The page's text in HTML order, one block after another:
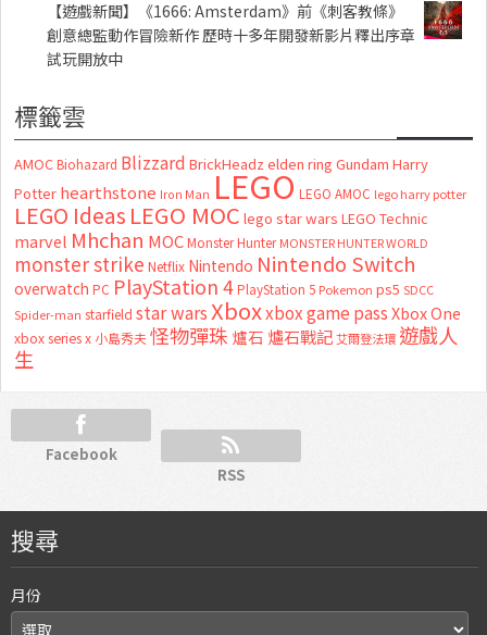
【遊戲新聞】《1666: Amsterdam》前《刺客教條》
創意總監動作冒險新作 歷時十多年開發新影片釋出序章
試玩開放中
標籤雲
AMOC Biohazard Blizzard BrickHeadz elden ring Gundam Harry
Potter hearthstone Iron Man LEGO LEGO AMOC lego harry potter
LEGO Ideas LEGO MOC lego star wars LEGO Technic
marvel Mhchan MOC Monster Hunter MONSTER HUNTER WORLD
monster strike Netflix Nintendo Nintendo Switch
overwatch PC PlayStation 4 PlayStation 5 Pokemon ps5 SDCC
Spider-man starfield star warsXboxxbox game passXbox One
xbox series x 小島秀夫怪物彈珠 爐石 爐石戰記艾爾登法環 遊戲人
生
Facebook
RSS
搜尋
月份